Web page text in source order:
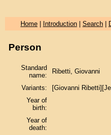
Home| Introduction| Search|
Person
Standard
name:
Ribetti, Giovanni
Variants:
[Giovanni
Year of
birth:
Year of
death: